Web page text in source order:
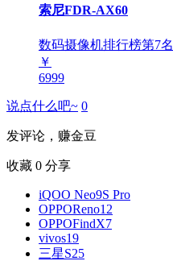
索尼FDR-AX60
数码摄像机排行榜第7名
￥
6999
说点什么吧~ 0
发评论，赚金豆
收藏 0 分享
iQOO Neo9S Pro
OPPOReno12
OPPOFindX7
vivos19
三星S25